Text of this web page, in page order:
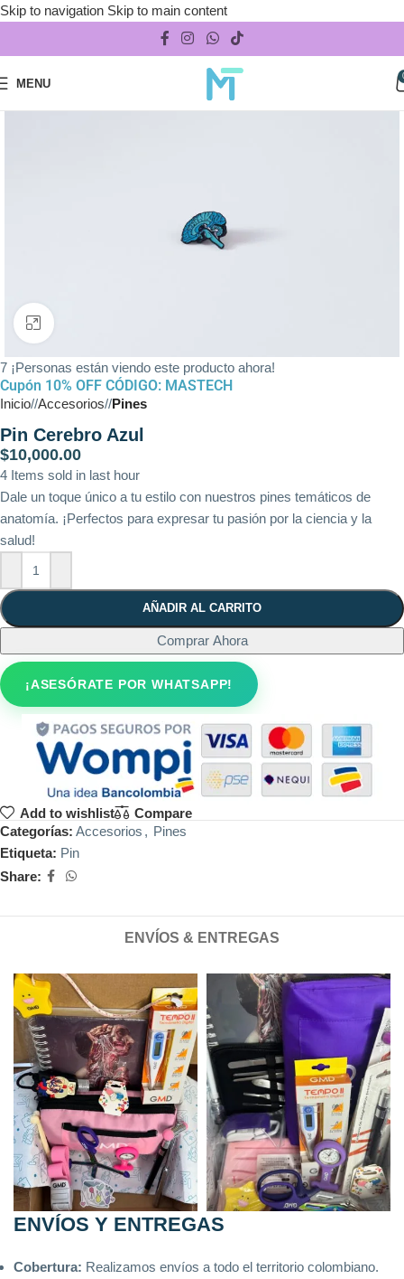
Skip to navigation Skip to main content
MENU
7 ¡Personas están viendo este producto ahora!
Cupón 10% OFF CÓDIGO: MASTECH
Inicio/ Accesorios/ Pines
Pin Cerebro Azul
$10,000.00
4 Items sold in last hour
Dale un toque único a tu estilo con nuestros pines temáticos de
anatomía. ¡Perfectos para expresar tu pasión por la ciencia y la
salud!
AÑADIR AL CARRITO
Comprar Ahora
¡ASESÓRATE POR WHATSAPP!
Add to wishlist
Compare
Categorías: Accesorios , Pines
Etiqueta: Pin
Share:
ENVÍOS & ENTREGAS
ENVÍOS Y ENTREGAS
Cobertura: Realizamos envíos a todo el territorio colombiano.